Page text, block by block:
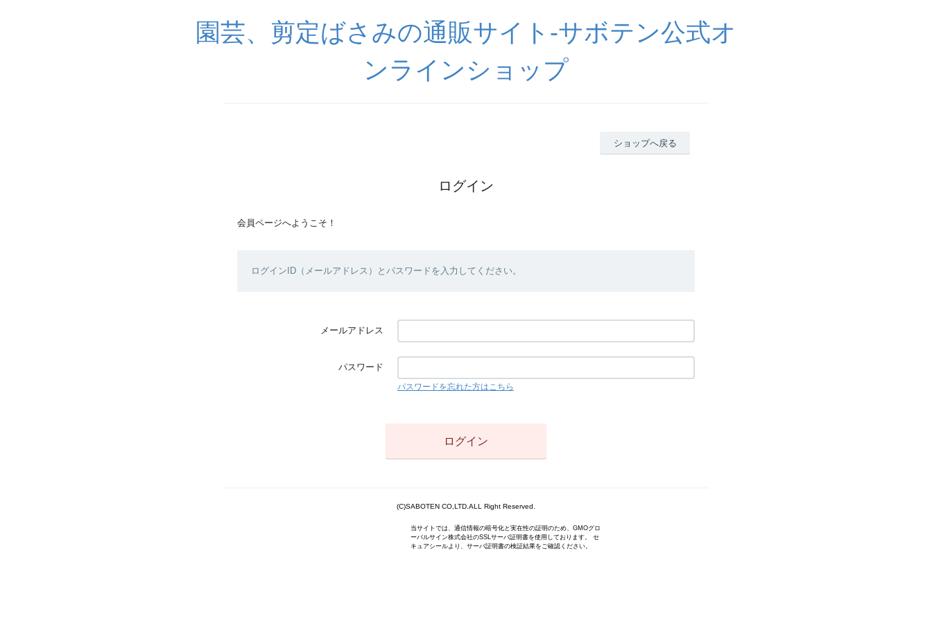
園芸、剪定ばさみの通販サイト-サボテン公式オ
ンラインショップ
ショップへ戻る
ログイン
会員ページへようこそ！
ログインID（メールアドレス）とパスワードを入力してください。
メールアドレス
パスワード
パスワードを忘れた方はこちら
(C)SABOTEN CO,LTD.ALL Right Reserved.
当サイトでは、通信情報の暗号化と実在性の証明のため、GMOグロ
ーバルサイン株式会社のSSLサーバ証明書を使用しております。 セ
キュアシールより、サーバ証明書の検証結果をご確認ください。